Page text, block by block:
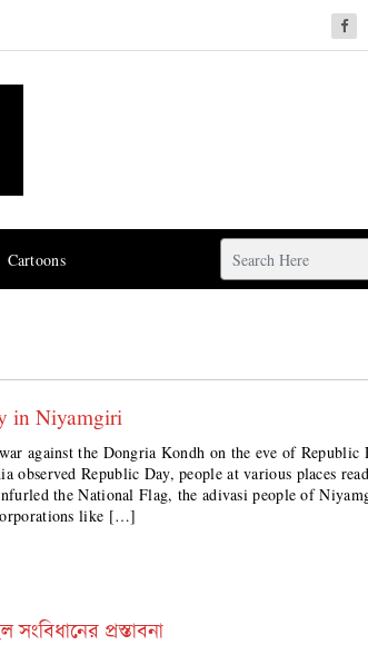
Cartoons
in Niyamgiri
against the Dongria Kondh on the eve of Republic
Republic Day, people at various places
the National Flag, the adivasi people of
like […]
সংবিধানের প্রস্তাবনা